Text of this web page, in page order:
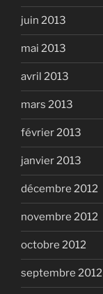
juin 2013
mai 2013
avril 2013
mars 2013
février 2013
janvier 2013
décembre 2012
novembre 2012
octobre 2012
septembre 2012